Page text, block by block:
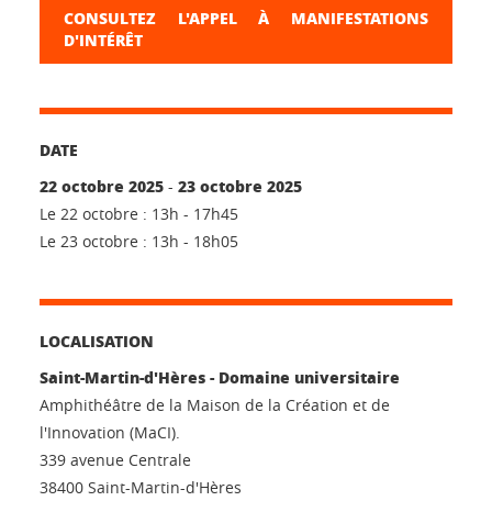
CONSULTEZ L'APPEL À MANIFESTATIONS
D'INTÉRÊT
DATE
22 octobre 2025 - 23 octobre 2025
Le 22 octobre : 13h - 17h45
Le 23 octobre : 13h - 18h05
LOCALISATION
Saint-Martin-d'Hères - Domaine universitaire
Amphithéâtre de la Maison de la Création et de
l'Innovation (MaCI).
339 avenue Centrale
38400 Saint-Martin-d'Hères